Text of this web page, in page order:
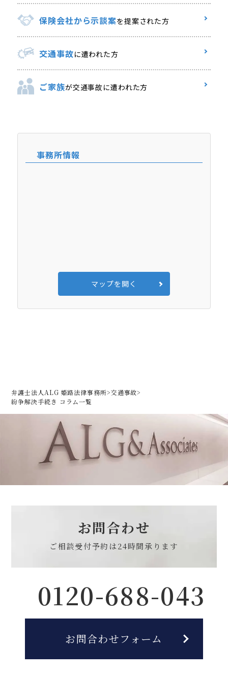
保険会社から示談案を提案された方
交通事故に遭われた方
ご家族が交通事故に遭われた方
事務所情報
マップを開く
弁護士法人ALG 姫路法律事務所>交通事故>
紛争解決手続き コラム一覧
お問合わせ
ご相談受付予約は24時間承ります
0120-688-043
お問合わせフォーム